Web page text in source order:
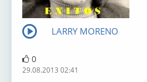
LARRY MORENO
0
29.08.2013 02:41